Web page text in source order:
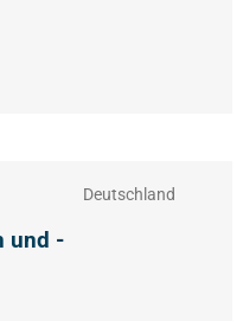
Deutschland
und -